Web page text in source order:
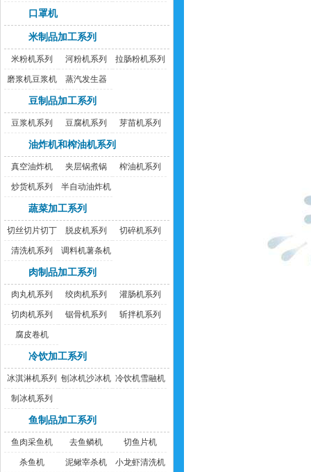
口罩机
米制品加工系列
米粉机系列 河粉机系列 拉肠粉机系列
磨浆机豆浆机 蒸汽发生器
豆制品加工系列
豆浆机系列 豆腐机系列 芽苗机系列
油炸机和榨油机系列
真空油炸机 夹层锅煮锅 榨油机系列
炒货机系列 半自动油炸机
蔬菜加工系列
切丝切片切丁
机
脱皮机系列 切碎机系列
清洗机系列 调料机薯条机
肉制品加工系列
肉丸机系列 绞肉机系列 灌肠机系列
切肉机系列 锯骨机系列 斩拌机系列
腐皮卷机
冷饮加工系列
冰淇淋机系列 刨冰机沙冰机 冷饮机雪融机
制冰机系列
鱼制品加工系列
鱼肉采鱼机 去鱼鳞机 切鱼片机
杀鱼机 泥鳅宰杀机 小龙虾清洗机